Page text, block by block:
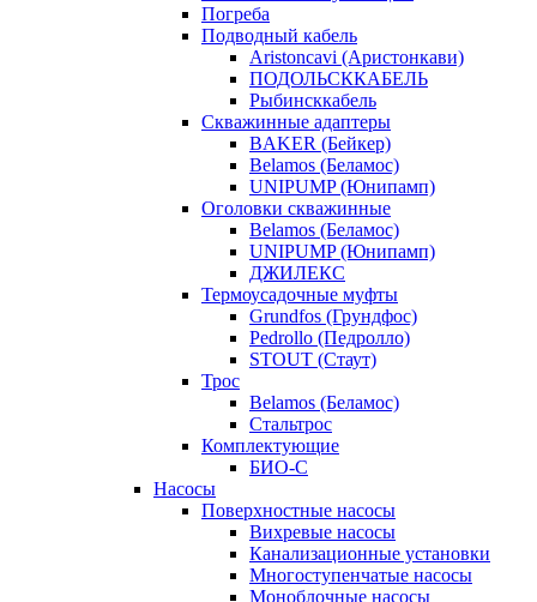
Погреба
Подводный кабель
Aristoncavi (Аристонкави)
ПОДОЛЬСККАБЕЛЬ
Рыбинсккабель
Скважинные адаптеры
BAKER (Бейкер)
Belamos (Беламос)
UNIPUMP (Юнипамп)
Оголовки скважинные
Belamos (Беламос)
UNIPUMP (Юнипамп)
ДЖИЛЕКС
Термоусадочные муфты
Grundfos (Грундфос)
Pedrollo (Педролло)
STOUT (Стаут)
Трос
Belamos (Беламос)
Стальтрос
Комплектующие
БИО-С
Насосы
Поверхностные насосы
Вихревые насосы
Канализационные установки
Многоступенчатые насосы
Моноблочные насосы